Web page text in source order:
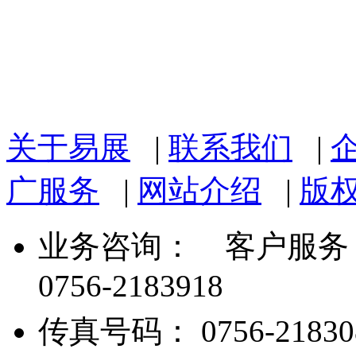
关于易展 | 联系我们 |
广服务 | 网站介绍 | 版
业务咨询：
客户服务
0756-2183918
传真号码： 0756-